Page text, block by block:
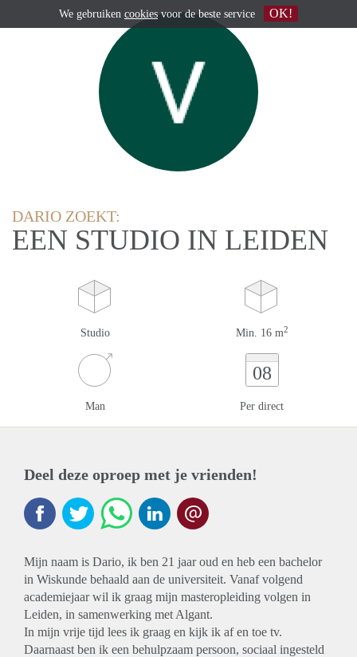
DARIO ZOEKT:
EEN STUDIO IN LEIDEN
Studio Min. 16 m2
Man
08
Per direct
Deel deze oproep met je vrienden!
Mijn naam is Dario, ik ben 21 jaar oud en heb een bachelor
in Wiskunde behaald aan de universiteit. Vanaf volgend
academiejaar wil ik graag mijn masteropleiding volgen in
Leiden, in samenwerking met Algant.
In mijn vrije tijd lees ik graag en kijk ik af en toe tv.
Daarnaast ben ik een behulpzaam persoon, sociaal ingesteld
We gebruiken cookiesvoor de beste service OK!